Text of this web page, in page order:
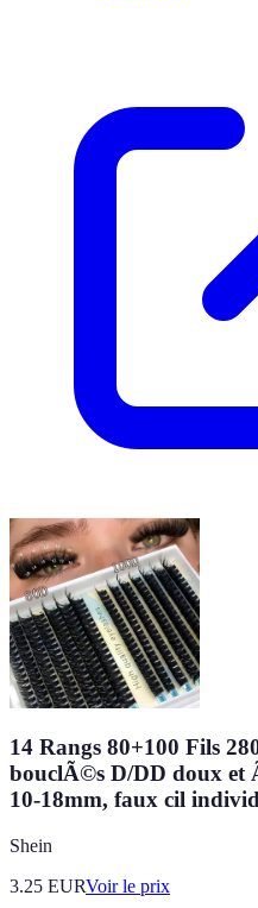
14 Rangs 80+100 Fils
bouclÃ©s D/DD doux et
10-18mm, faux cil
Shein
3.25 EURVoir le prix